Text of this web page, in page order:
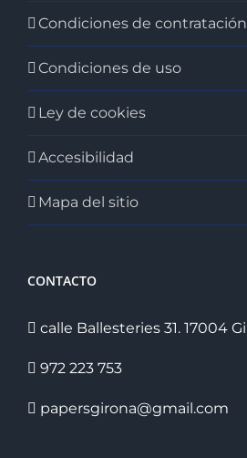
Condiciones de contratación
Condiciones de uso
Ley de cookies
Accesibilidad
Mapa del sitio
CONTACTO
calle Ballesteries 31. 17004
972 223 753
papersgirona@gmail.com